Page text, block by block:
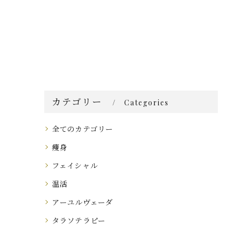
カテゴリー Categories
全てのカテゴリー
痩身
フェイシャル
温活
アーユルヴェーダ
タラソテラピー